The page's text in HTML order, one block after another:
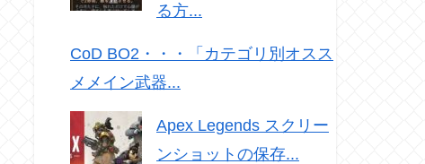
る方...
CoD BO2・・・「カテゴリ別オスス
メメイン武器...
Apex Legends スクリー
ンショットの保存...